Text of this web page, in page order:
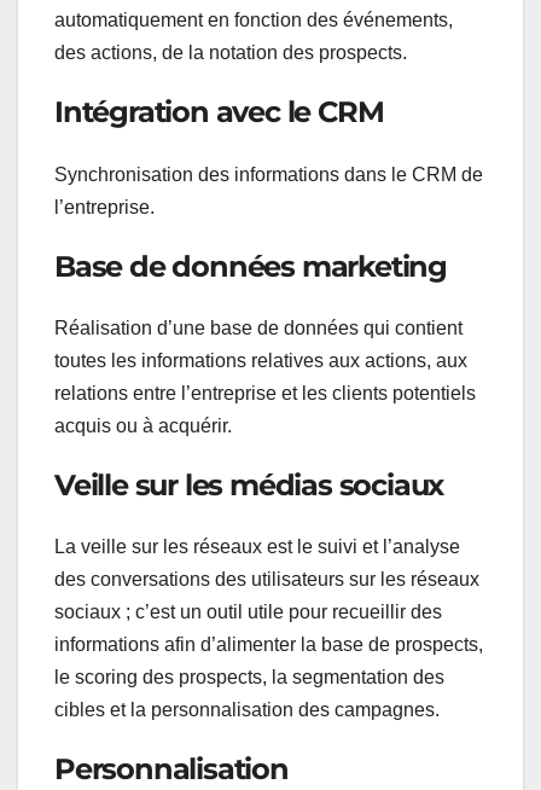
automatiquement en fonction des événements,
des actions, de la notation des prospects.
Intégration avec le CRM
Synchronisation des informations dans le CRM de
l’entreprise.
Base de données marketing
Réalisation d’une base de données qui contient
toutes les informations relatives aux actions, aux
relations entre l’entreprise et les clients potentiels
acquis ou à acquérir.
Veille sur les médias sociaux
La veille sur les réseaux est le suivi et l’analyse
des conversations des utilisateurs sur les réseaux
sociaux ; c’est un outil utile pour recueillir des
informations afin d’alimenter la base de prospects,
le scoring des prospects, la segmentation des
cibles et la personnalisation des campagnes.
Personnalisation